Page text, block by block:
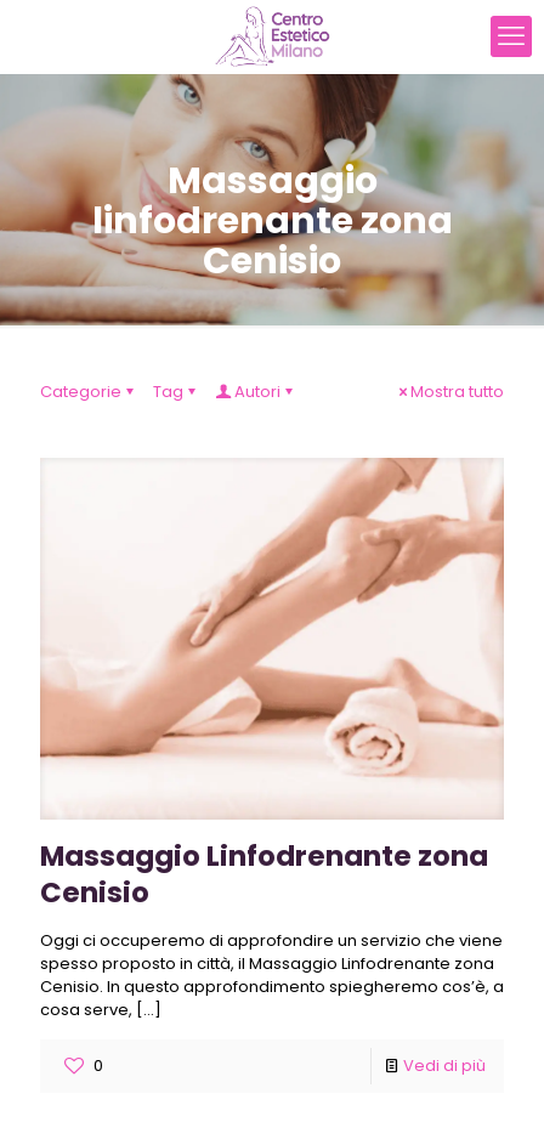
Massaggio
linfodrenante zona
Cenisio
Categorie Tag Autori Mostra tutto
Massaggio Linfodrenante zona
Cenisio
Oggi ci occuperemo di approfondire un servizio che viene
spesso proposto in città, il Massaggio Linfodrenante zona
Cenisio. In questo approfondimento spiegheremo cos’è, a
cosa serve, […]
0 Vedi di più